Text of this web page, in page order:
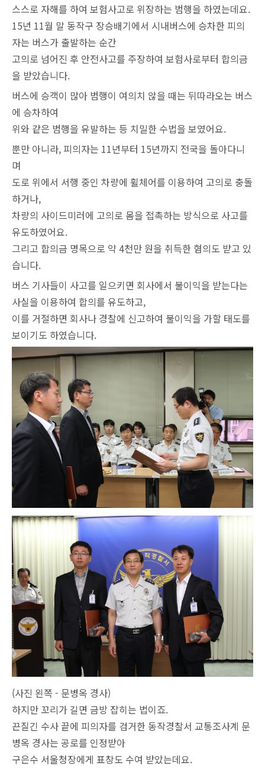
스스로 자해를 하여 보험사고로 위장하는 범행을 하였는데요.
15년 11월 말 동작구 장승배기에서 시내버스에 승차한 피의
자는 버스가 출발하는 순간
고의로 넘어진 후 안전사고를 주장하여 보험사로부터 합의금
을 받았습니다.
버스에 승객이 많아 범행이 여의치 않을 때는 뒤따라오는 버스
에 승차하여
위와 같은 범행을 유발하는 등 치밀한 수법을 보였어요.
뿐만 아니라, 피의자는 11년부터 15년까지 전국을 돌아다니
며
도로 위에서 서행 중인 차량에 휠체어를 이용하여 고의로 충돌
하거나,
차량의 사이드미러에 고의로 몸을 접촉하는 방식으로 사고를
유도하였어요.
그리고 합의금 명목으로 약 4천만 원을 취득한 혐의도 받고 있
습니다.
버스 기사들이 사고를 일으키면 회사에서 불이익을 받는다는
사실을 이용하여 합의를 유도하고,
이를 거절하면 회사나 경찰에 신고하여 불이익을 가할 태도를
보이기도 하였습니다.
(사진 왼쪽 - 문병옥 경사)
하지만 꼬리가 길면 금방 잡히는 법이죠.
끈질긴 수사 끝에 피의자를 검거한 동작경찰서 교통조사계 문
병옥 경사는 공로를 인정받아
구은수 서울청장에게 표창도 수여 받았는데요.